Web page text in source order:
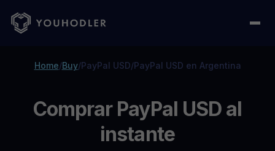
Home/Buy/PayPal USD/PayPal USD en Argentina
Comprar PayPal USD al
instante